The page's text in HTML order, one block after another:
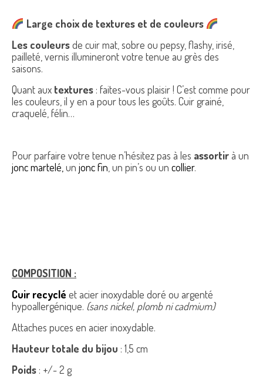
Large choix de textures et de couleurs
Les couleursde cuir mat, sobre ou pepsy, flashy, irisé,
pailleté, vernis illumineront votre tenue au grès des
saisons.
Quant aux textures : faites-vous plaisir ! C’est comme pour
les couleurs, il y en a pour tous les goûts. Cuir grainé,
craquelé, félin…
Pour parfaire votre tenue n’hésitez pas à les assortirà un
jonc martelé, un jonc fin , un pin’s ou un collier.
COMPOSITION :
Cuir recyclé et acier inoxydable doré ou argenté
hypoallergénique. (sans nickel, plomb ni cadmium)
Attaches puces en acier inoxydable.
Hauteur totale du bijou : 1,5 cm
Poids : +/- 2 g